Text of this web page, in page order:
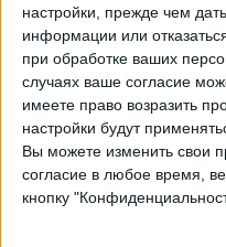
настройки, прежде чем
информации или
при обработке ваших
случаях ваше согласие
имеете право возразить
настройки будут
Вы можете изменить свои
согласие в любое время,
кнопку
San Lorenzo